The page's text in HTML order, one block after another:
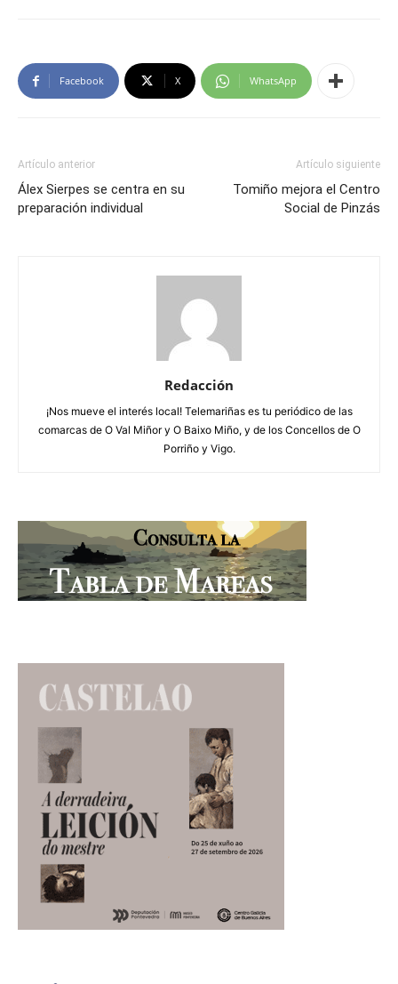
Facebook X WhatsApp
Artículo anterior
Álex Sierpes se centra en su
preparación individual
Artículo siguiente
Tomiño mejora el Centro
Social de Pinzás
Redacción
¡Nos mueve el interés local! Telemariñas es tu periódico de las
comarcas de O Val Miñor y O Baixo Miño, y de los Concellos de O
Porriño y Vigo.